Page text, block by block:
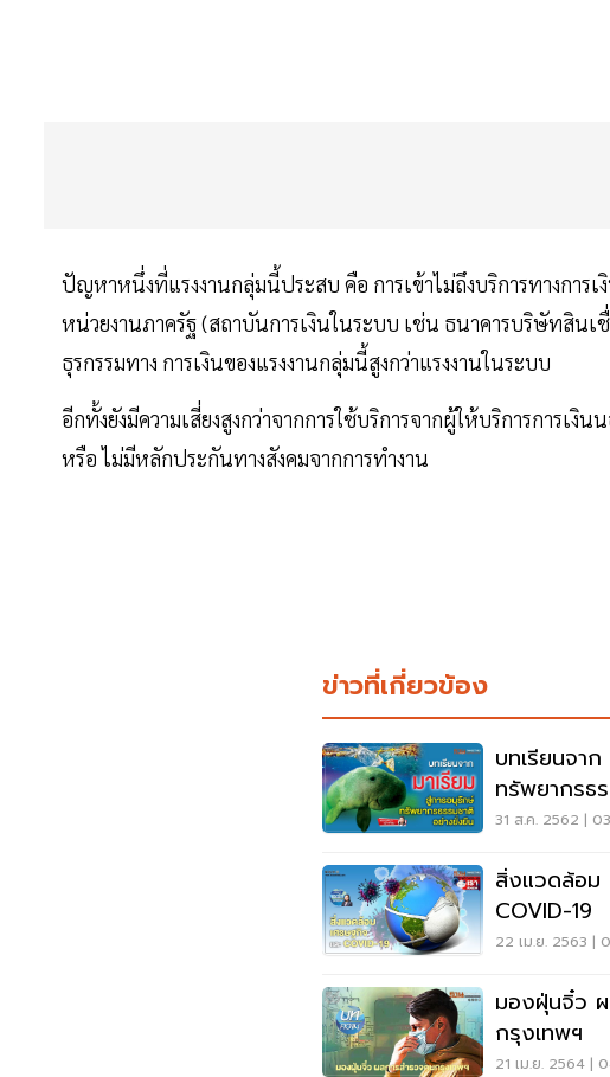
ปัญหาหนึ่งที่แรงงานกลุ่มนี้ประสบ คือ การเข้าไม่ถึงบริการทางการ
หน่วยงานภาครัฐ (สถาบันการเงินในระบบ เช่น ธนาคารบริษัทสิ
ธุรกรรมทาง การเงินของแรงงานกลุ่มนี้สูงกว่าแรงงานในระบบ
อีกทั้งยังมีความเสี่ยงสูงกว่าจากการใช้บริการจากผู้ให้บริการการเ
หรือ ไม่มีหลักประกันทางสังคมจากการทำงาน
ข่าวที่เกี่ยวข้อง
บทเรียนจาก มาเรีย
ทรัพยากรธ
31 ส.ค. 2562 |
สิ่งแวดล้อม
COVID-19
22 เม.ย. 2563 |
มองฝุ่นจิ๋ว
กรุงเทพฯ
21 เม.ย. 2564 |